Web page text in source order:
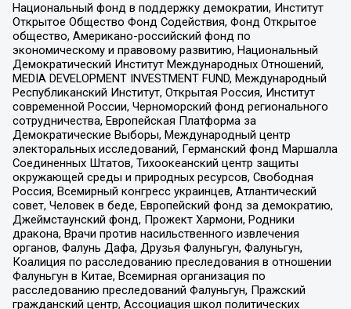
Национальный фонд в поддержку демократии, Институт
Открытое Общество Фонд Содействия, Фонд Открытое
общество, Американо-российский фонд по
экономическому и правовому развитию, Национальный
Демократический Институт Международных Отношений,
MEDIA DEVELOPMENT INVESTMENT FUND, Международный
Республиканский Институт, Открытая Россия, Институт
современной России, Черноморский фонд регионального
сотрудничества, Европейская Платформа за
Демократические Выборы, Международный центр
электоральных исследований, Германский фонд Маршалла
Соединенных Штатов, Тихоокеанский центр защиты
окружающей среды и природных ресурсов, Свободная
Россия, Всемирный конгресс украинцев, Атлантический
совет, Человек в беде, Европейский фонд за демократию,
Джеймстаунский фонд, Прожект Хармони, Родники
дракона, Врачи против насильственного извлечения
органов, Фалунь Дафа, Друзья Фалуньгун, Фалуньгун,
Коалиция по расследованию преследования в отношении
Фалуньгун в Китае, Всемирная организация по
расследованию преследований Фалуньгун, Пражский
гражданский центр, Ассоциация школ политических